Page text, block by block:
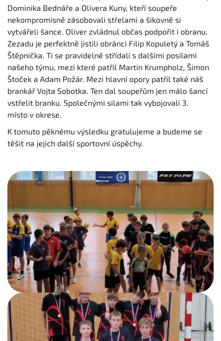
Dominika Bednáře a Olivera Kuny, kteří soupeře
nekompromisně zásobovali střelami a šikovně si
vytvářeli šance. Oliver zvládnul občas podpořit i obranu.
Zezadu je perfektně jistili obránci Filip Kopuletý a Tomáš
Štěpnička. Ti se pravidelně střídali s dalšími posilami
našeho týmu, mezi které patřil Martin Krumpholz, Šimon
Štoček a Adam Požár. Mezi hlavní opory patřil také náš
brankář Vojta Sobotka. Ten dal soupeřům jen málo šancí
vstřelit branku. Společnými silami tak vybojovali 3.
místo v okrese.
K tomuto pěknému výsledku gratulujeme a budeme se
těšit na jejich další sportovní úspěchy.